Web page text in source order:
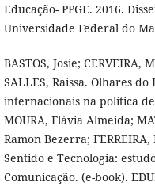
Educação- PPGE. 2016.
Universidade Federal do
BASTOS, Josie;
SALLES, Raíssa. Olhares
internacionais na política
MOURA, Flávia Almeida;
Ramon Bezerra;
Sentido e Tecnologia:
Comunicação. (e-book).